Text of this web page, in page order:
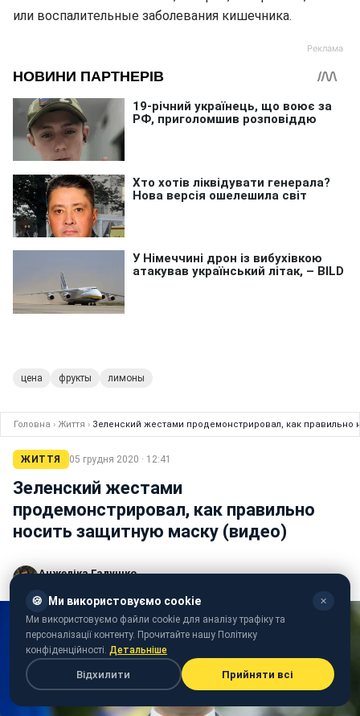
или воспалительные заболевания кишечника.
цена фрукты лимоны
Головна › Життя › Зеленский жестами продемонстрировал, как правильно
ЖИТТЯ 05 грудня 2020 · 12:41
Зеленский жестами
продемонстрировал, как правильно
носить защитную маску (видео)
Анжеліка Галушко
🍪 Ми використовуємо cookie ✕
Ми використовуємо файли cookie для аналізу трафіку та
персоналізації контенту. Прочитайте нашу Політику
конфіденційності. Детальніше
Відхилити Прийняти всі